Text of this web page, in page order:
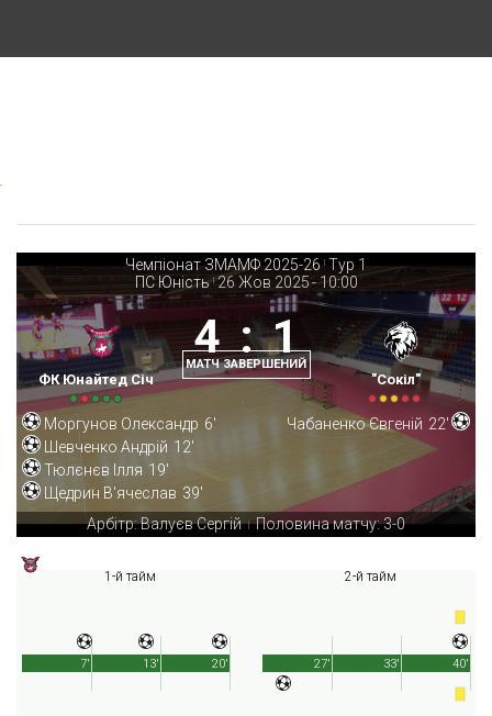
Чемпіонат ЗМАМФ 2025-26 | Тур 1
ПС Юність | 26 Жов 2025- 10:00
ФК Юнайтед Січ
4 : 1
МАТЧ ЗАВЕРШЕНИЙ
"Сокіл"
Моргунов Олександр 6'
Шевченко Андрій 12'
Тюлєнєв Ілля 19'
Щедрин В'ячеслав 39'
Чабаненко Євгеній 22'
Арбітр: Валуєв Сергій | Половина матчу: 3-0
1-й тайм
20'
7' 13'
2-й тайм
40'
27' 33'